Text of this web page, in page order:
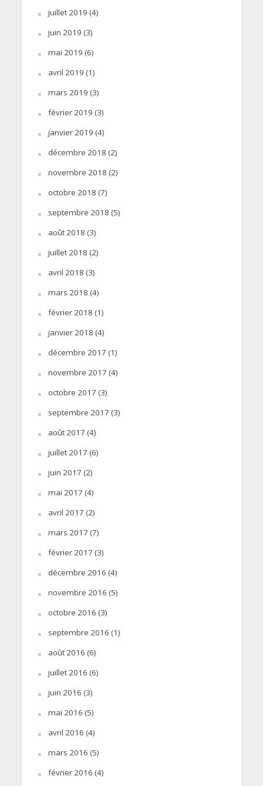
juillet 2019 (4)
juin 2019 (3)
mai 2019 (6)
avril 2019 (1)
mars 2019 (3)
février 2019 (3)
janvier 2019 (4)
décembre 2018 (2)
novembre 2018 (2)
octobre 2018 (7)
septembre 2018 (5)
août 2018 (3)
juillet 2018 (2)
avril 2018 (3)
mars 2018 (4)
février 2018 (1)
janvier 2018 (4)
décembre 2017 (1)
novembre 2017 (4)
octobre 2017 (3)
septembre 2017 (3)
août 2017 (4)
juillet 2017 (6)
juin 2017 (2)
mai 2017 (4)
avril 2017 (2)
mars 2017 (7)
février 2017 (3)
décembre 2016 (4)
novembre 2016 (5)
octobre 2016 (3)
septembre 2016 (1)
août 2016 (6)
juillet 2016 (6)
juin 2016 (3)
mai 2016 (5)
avril 2016 (4)
mars 2016 (5)
février 2016 (4)